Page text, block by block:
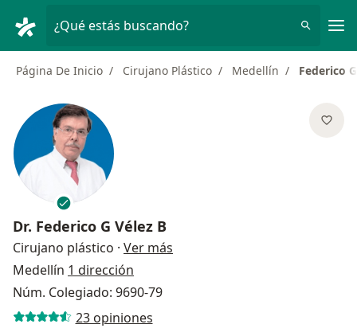
¿Qué estás buscando?
Página De Inicio Cirujano Plástico Medellín Federico
Dr. Federico G Vélez B
Cirujano plástico · Ver más
Medellín 1 dirección
Núm. Colegiado: 9690-79
23 opiniones